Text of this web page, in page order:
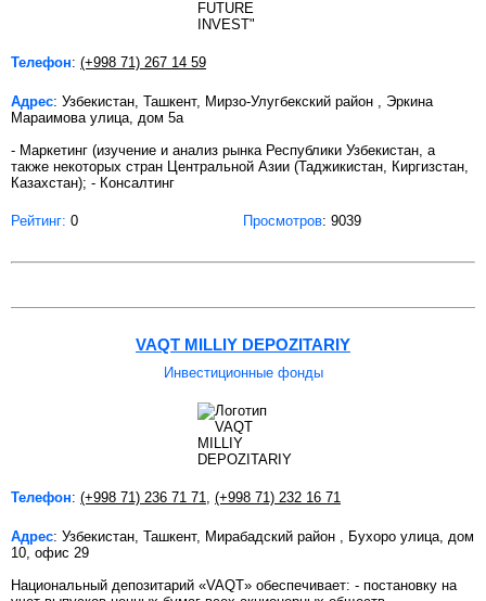
Телефон: (+998 71) 267 14 59
Адрес: Узбекистан, Ташкент, Мирзо-Улугбекский район , Эркина
Мараимова улица, дом 5а
- Маркетинг (изучение и анализ рынка Республики Узбекистан, а
также некоторых стран Центральной Азии (Таджикистан, Киргизстан,
Казахстан); - Консалтинг
Рейтинг: 0 Просмотров: 9039
VAQT MILLIY DEPOZITARIY
Инвестиционные фонды
Телефон: (+998 71) 236 71 71 (+998 71) 232 16 71
Адрес: Узбекистан, Ташкент, Мирабадский район , Бухоро улица, дом
10, офис 29
Национальный депозитарий «VAQT» обеспечивает: - постановку на